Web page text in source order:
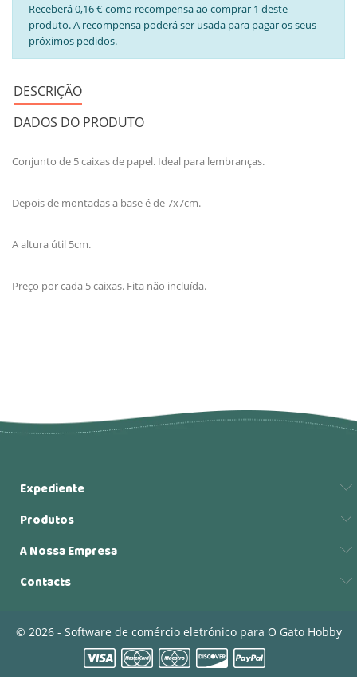
Receberá 0,16 € como recompensa ao comprar 1 deste
produto. A recompensa poderá ser usada para pagar os seus
próximos pedidos.
DESCRIÇÃO
DADOS DO PRODUTO
Conjunto de 5 caixas de papel. Ideal para lembranças.
Depois de montadas a base é de 7x7cm.
A altura útil 5cm.
Preço por cada 5 caixas. Fita não incluída.
Expediente
Produtos
A Nossa Empresa
Contacts
© 2026 - Software de comércio eletrónico para O Gato Hobby